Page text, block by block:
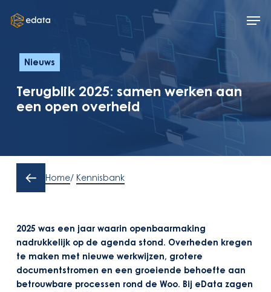
Nieuws
Terugblik 2025: samen werken aan
een open overheid
Home/ Kennisbank
2025 was een jaar waarin openbaarmaking
nadrukkelijk op de agenda stond. Overheden kregen
te maken met nieuwe werkwijzen, grotere
documentstromen en een groeiende behoefte aan
betrouwbare processen rond de Woo. Bij eData zagen